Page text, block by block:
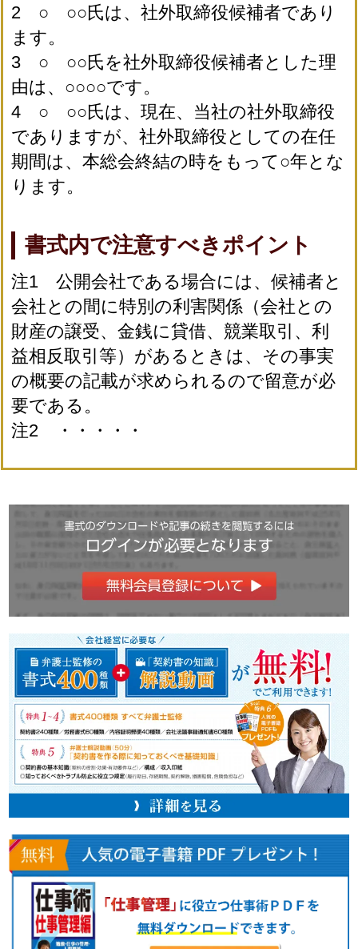
2 ○ ○○氏は、社外取締役候補者であり
ます。
3 ○ ○○氏を社外取締役候補者とした理
由は、○○○○です。
4 ○ ○○氏は、現在、当社の社外取締役
でありますが、社外取締役としての在任
期間は、本総会終結の時をもって○年とな
ります。
書式内で注意すべきポイント
注1 公開会社である場合には、候補者と
会社との間に特別の利害関係（会社との
財産の譲受、金銭に貸借、競業取引、利
益相反取引等）があるときは、その事実
の概要の記載が求められるので留意が必
要である。
注2 ・・・・・